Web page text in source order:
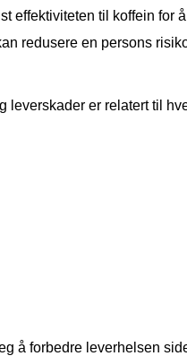
effektiviteten til koffein for
redusere en persons
leverskader er relatert til
å forbedre leverhelsen